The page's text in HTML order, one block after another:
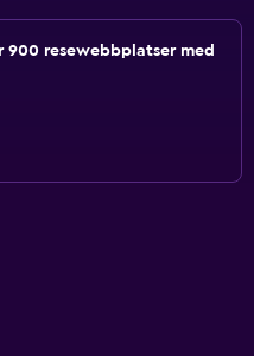
resewebbplatser med